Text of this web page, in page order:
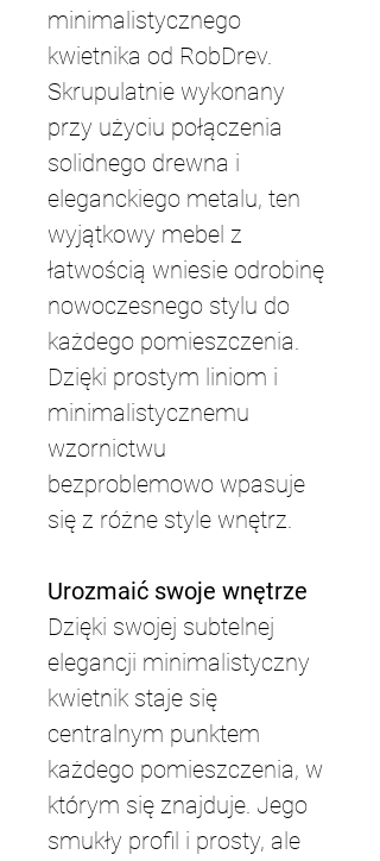
minimalistycznego
kwietnika od RobDrev.
Skrupulatnie wykonany
przy użyciu połączenia
solidnego drewna i
eleganckiego metalu, ten
wyjątkowy mebel z
łatwością wniesie odrobinę
nowoczesnego stylu do
każdego pomieszczenia.
Dzięki prostym liniom i
minimalistycznemu
wzornictwu
bezproblemowo wpasuje
się z różne style wnętrz.
Urozmaić swoje wnętrze
Dzięki swojej subtelnej
elegancji minimalistyczny
kwietnik staje się
centralnym punktem
każdego pomieszczenia, w
którym się znajduje. Jego
smukły profil i prosty, ale